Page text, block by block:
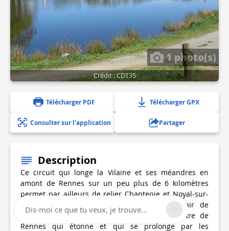
1 photo(s)
Crédit : CDT35
Télécharger PDF Télécharger GPX
Consulter sur l'application Partager
Description
Ce circuit qui longe la Vilaine et ses méandres en
amont de Rennes sur un peu plus de 6 kilomètres
permet par ailleurs de relier Chantepie et Noyal-sur-
Vilaine à travers champs et pâtures. Un air de
campagne à deux coups de pédales du centre de
Rennes qui étonne et qui se prolonge par les
Dis-moi ce que tu veux, je trouve...